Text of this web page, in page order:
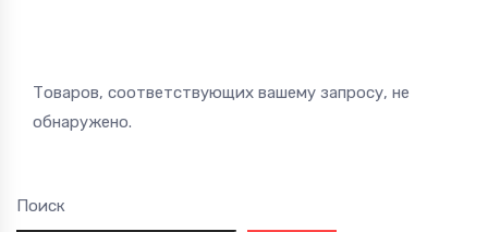
Поиск
Товаров, соответствующих вашему запросу, не
обнаружено.